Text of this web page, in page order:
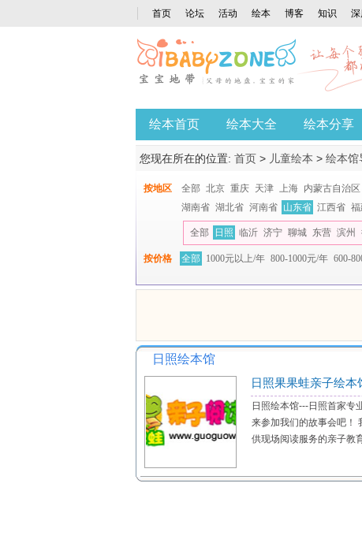
首页 论坛 活动 绘本 博客 知识
绘本首页 绘本大全 绘本分享
您现在所在的位置: 首页 > 儿童绘本 > 绘本馆
按地区 全部 北京 重庆 天津 上海 内蒙古自治区
湖南省 湖北省 河南省 山东省 江西省
全部 日照 临沂 济宁 聊城 东营 滨州
按价格 全部 1000元以上/年 800-1000元/年 600-
日照绘本馆
日照果果蛙亲子绘本
日照绘本馆---日照首家专
来参加我们的故事会吧！
供现场阅读服务的亲子教